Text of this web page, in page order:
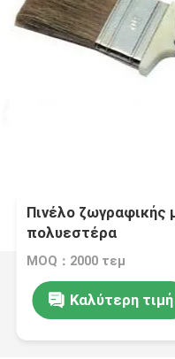
Πινέλο ζωγραφικής
πολυεστέρα
MOQ：2000 τεμ
Καλύτερη τιμή